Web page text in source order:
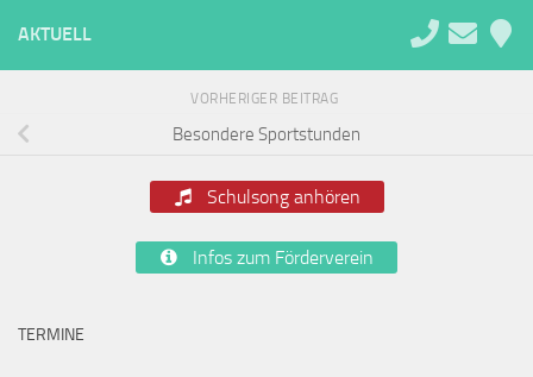
AKTUELL
VORHERIGER BEITRAG
Besondere Sportstunden
Schulsong anhören
Infos zum Förderverein
TERMINE